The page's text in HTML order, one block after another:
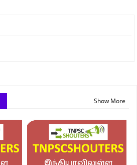
Show More